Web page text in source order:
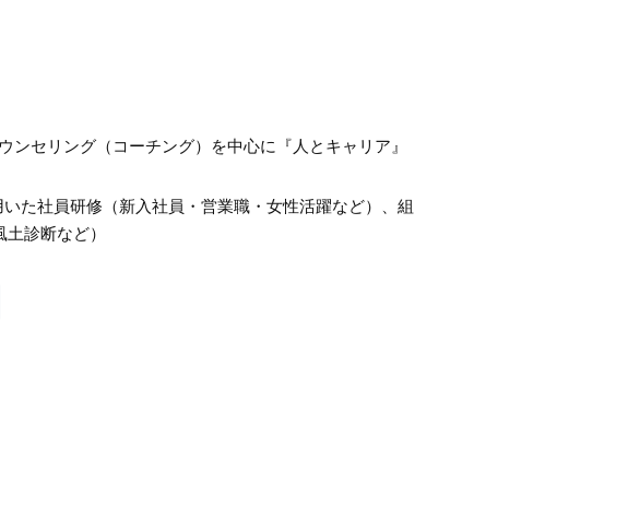
セリング（コーチング）を中心に『人とキャリア』
た社員研修（新入社員・営業職・女性活躍など）、組
診断など）